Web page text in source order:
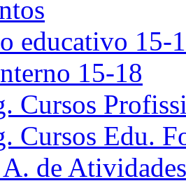
educativo 15-
15-18
Cursos
Cursos Edu.
de Atividades